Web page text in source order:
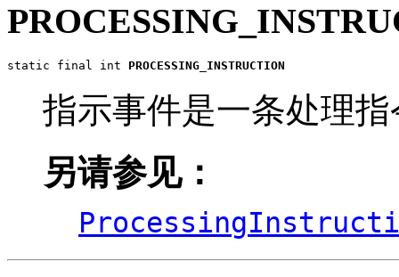
static final int PROCESSING_INSTRUCTION
指示事件是一条处理指
另请参见：